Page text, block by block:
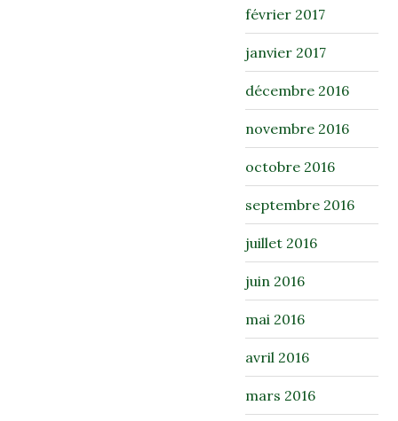
février 2017
janvier 2017
décembre 2016
novembre 2016
octobre 2016
septembre 2016
juillet 2016
juin 2016
mai 2016
avril 2016
mars 2016